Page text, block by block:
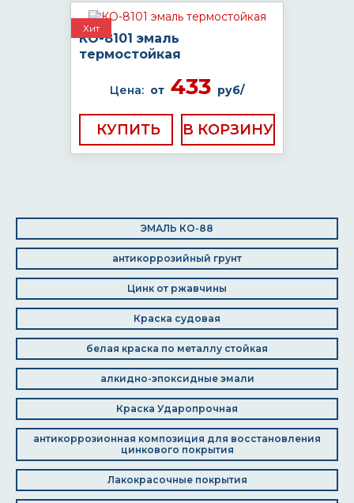
Хит
КО-8101 эмаль
термостойкая
Цена: от 433 руб/
КУПИТЬ
ЭМАЛЬ КО-88
антикоррозийный грунт
Цинк от ржавчины
Краска судовая
белая краска по металлу стойкая
алкидно-эпоксидные эмали
Краска Ударопрочная
антикоррозионная композиция для восстановления
цинкового покрытия
Лакокрасочные покрытия